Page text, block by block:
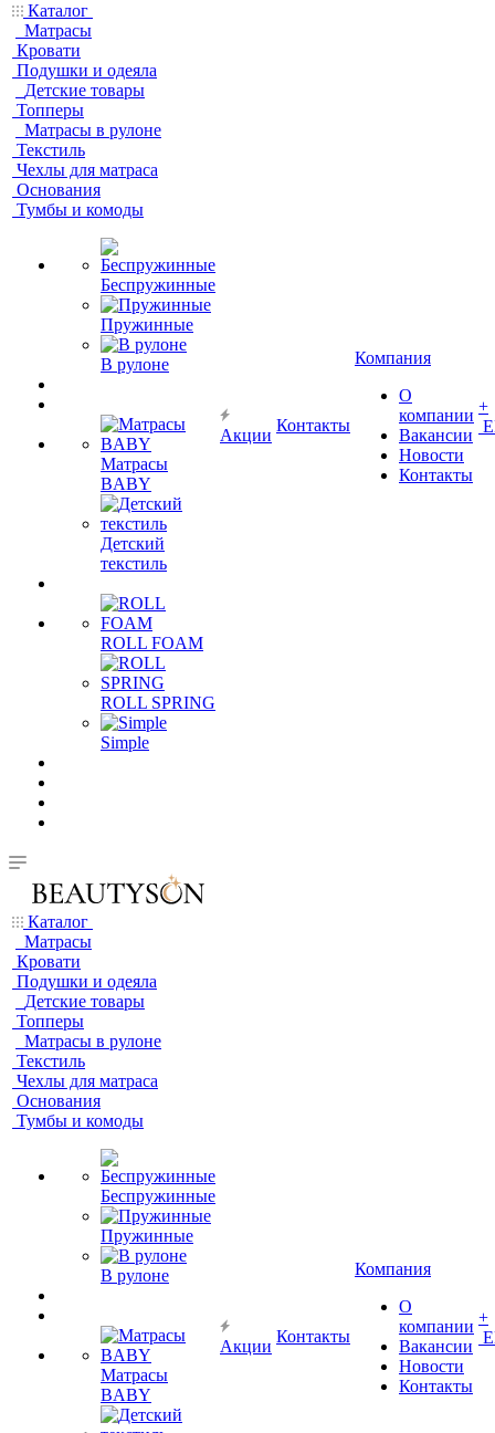
Каталог
Матрасы
Кровати
Подушки и одеяла
Детские товары
Топперы
Матрасы в рулоне
Текстиль
Чехлы для матраса
Основания
Тумбы и комоды
Беспружинные
Пружинные
В рулоне
Матрасы
BABY
Детский
текстиль
ROLL FOAM
ROLL SPRING
Simple
Акции
Контакты
Компания
О
компании
Вакансии
Новости
Контакты
+
Каталог
Матрасы
Кровати
Подушки и одеяла
Детские товары
Топперы
Матрасы в рулоне
Текстиль
Чехлы для матраса
Основания
Тумбы и комоды
Беспружинные
Пружинные
В рулоне
Матрасы
BABY
Акции
Контакты
Компания
О
компании
Вакансии
Новости
Контакты
+